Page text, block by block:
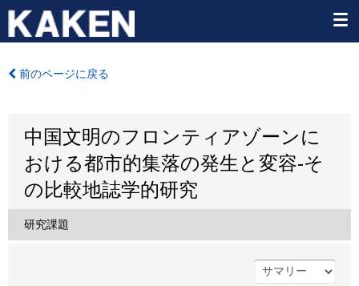
前のページに戻る
中国文明のフロンティアゾーンに
おける都市的集落の発生と変容-そ
の比較地誌学的研究
研究課題